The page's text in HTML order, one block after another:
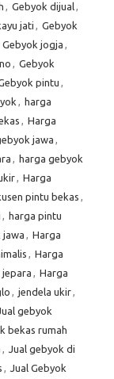
, Gebyok dijual,
jati , Gebyok
Gebyok jogja ,
, Gebyok
pintu ,
, harga
, Harga
jawa ,
, harga gebyok
, Harga
pintu bekas ,
, harga pintu
jawa , Harga
, Harga
, Harga
, jendela ukir,
gebyok
bekas rumah
, Jual gebyok di
, Jual Gebyok